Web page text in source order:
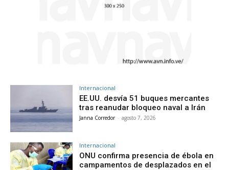
Internacional
EE.UU. desvía 51 buques mercantes
tras reanudar bloqueo naval a Irán
Janna Corredor - agosto 7, 2026
Internacional
ONU confirma presencia de ébola en
campamentos de desplazados en el